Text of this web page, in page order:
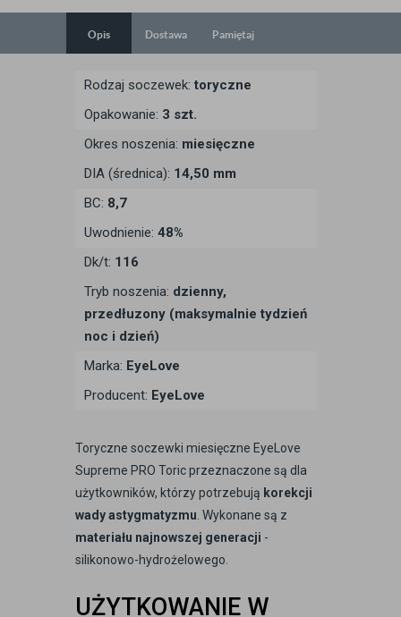
Opis Dostawa Pamiętaj
Rodzaj soczewek: toryczne
Opakowanie: 3 szt.
Okres noszenia: miesięczne
DIA (średnica): 14,50 mm
BC: 8,7
Uwodnienie: 48%
Dk/t: 116
Tryb noszenia: dzienny,
przedłuzony (maksymalnie tydzień
noc i dzień)
Marka: EyeLove
Producent: EyeLove
Toryczne soczewki miesięczne EyeLove
Supreme PRO Toric przeznaczone są dla
użytkowników, którzy potrzebują korekcji
wady astygmatyzmu . Wykonane są z
materiału najnowszej generacji -
silikonowo-hydrożelowego.
UŻYTKOWANIE W